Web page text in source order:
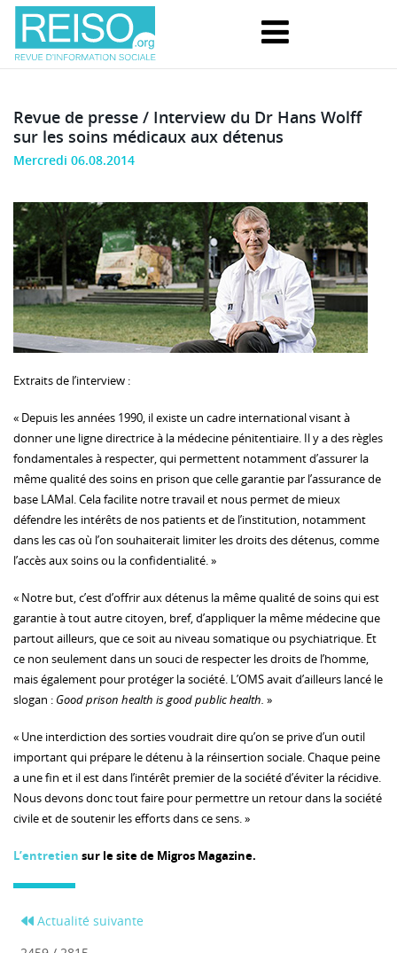
Revue de presse / Interview du Dr Hans Wolff
sur les soins médicaux aux détenus
Mercredi 06.08.2014
Extraits de l’interview :
« Depuis les années 1990, il existe un cadre international visant à
donner une ligne directrice à la médecine pénitentiaire. Il y a des règles
fondamentales à respecter, qui permettent notamment d’assurer la
même qualité des soins en prison que celle garantie par l’assurance de
base LAMal. Cela facilite notre travail et nous permet de mieux
défendre les intérêts de nos patients et de l’institution, notamment
dans les cas où l’on souhaiterait limiter les droits des détenus, comme
l’accès aux soins ou la confidentialité. »
« Notre but, c’est d’offrir aux détenus la même qualité de soins qui est
garantie à tout autre citoyen, bref, d’appliquer la même médecine que
partout ailleurs, que ce soit au niveau somatique ou psychiatrique. Et
ce non seulement dans un souci de respecter les droits de l’homme,
mais également pour protéger la société. L’OMS avait d’ailleurs lancé le
slogan : Good prison health is good public health. »
« Une interdiction des sorties voudrait dire qu’on se prive d’un outil
important qui prépare le détenu à la réinsertion sociale. Chaque peine
a une fin et il est dans l’intérêt premier de la société d’éviter la récidive.
Nous devons donc tout faire pour permettre un retour dans la société
civile et de soutenir les efforts dans ce sens. »
L’entretien sur le site de Migros Magazine.
Actualité suivante